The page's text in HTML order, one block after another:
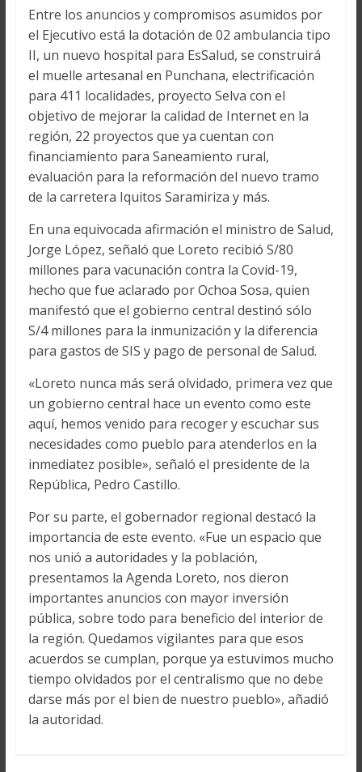
Entre los anuncios y compromisos asumidos por
el Ejecutivo está la dotación de 02 ambulancia tipo
II, un nuevo hospital para EsSalud, se construirá
el muelle artesanal en Punchana, electrificación
para 411 localidades, proyecto Selva con el
objetivo de mejorar la calidad de Internet en la
región, 22 proyectos que ya cuentan con
financiamiento para Saneamiento rural,
evaluación para la reformación del nuevo tramo
de la carretera Iquitos Saramiriza y más.
En una equivocada afirmación el ministro de Salud,
Jorge López, señaló que Loreto recibió S/80
millones para vacunación contra la Covid-19,
hecho que fue aclarado por Ochoa Sosa, quien
manifestó que el gobierno central destinó sólo
S/4 millones para la inmunización y la diferencia
para gastos de SIS y pago de personal de Salud.
«Loreto nunca más será olvidado, primera vez que
un gobierno central hace un evento como este
aquí, hemos venido para recoger y escuchar sus
necesidades como pueblo para atenderlos en la
inmediatez posible», señaló el presidente de la
República, Pedro Castillo.
Por su parte, el gobernador regional destacó la
importancia de este evento. «Fue un espacio que
nos unió a autoridades y la población,
presentamos la Agenda Loreto, nos dieron
importantes anuncios con mayor inversión
pública, sobre todo para beneficio del interior de
la región. Quedamos vigilantes para que esos
acuerdos se cumplan, porque ya estuvimos mucho
tiempo olvidados por el centralismo que no debe
darse más por el bien de nuestro pueblo», añadió
la autoridad.